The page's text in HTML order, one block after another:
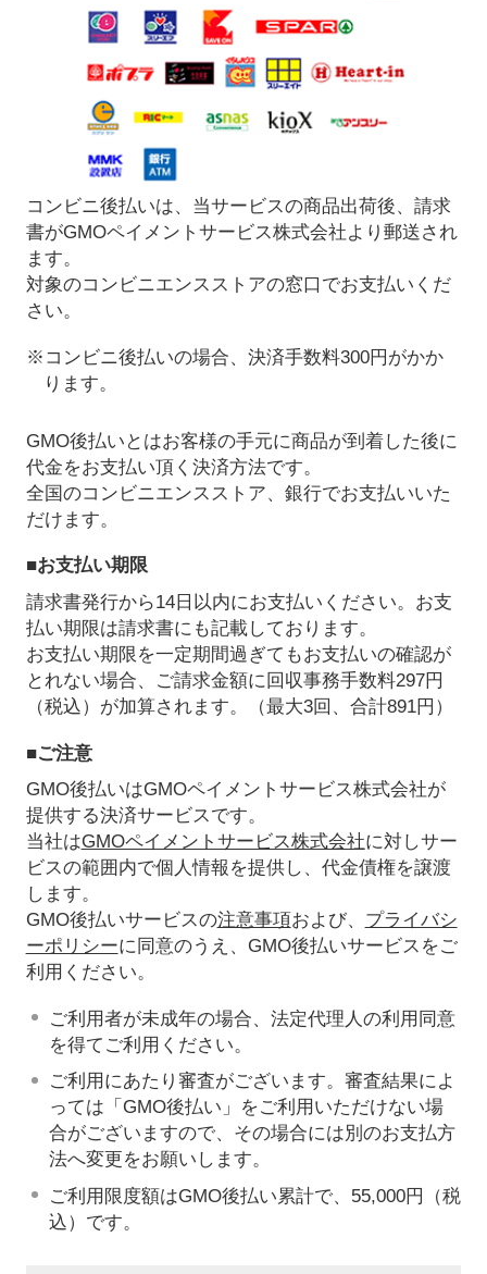
コンビニ後払いは、当サービスの商品出荷後、請求
書がGMOペイメントサービス株式会社より郵送され
ます。
対象のコンビニエンスストアの窓口でお支払いくだ
さい。
※コンビニ後払いの場合、決済手数料300円がかか
ります。
GMO後払いとはお客様の手元に商品が到着した後に
代金をお支払い頂く決済方法です。
全国のコンビニエンスストア、銀行でお支払いいた
だけます。
■お支払い期限
請求書発行から14日以内にお支払いください。お支
払い期限は請求書にも記載しております。
お支払い期限を一定期間過ぎてもお支払いの確認が
とれない場合、ご請求金額に回収事務手数料297円
（税込）が加算されます。（最大3回、合計891円）
■ご注意
GMO後払いはGMOペイメントサービス株式会社が
提供する決済サービスです。
当社はGMOペイメントサービス株式会社に対しサー
ビスの範囲内で個人情報を提供し、代金債権を譲渡
します。
GMO後払いサービスの注意事項および、 プライバシ
ーポリシーに同意のうえ、GMO後払いサービスをご
利用ください。
ご利用者が未成年の場合、法定代理人の利用同意
を得てご利用ください。
ご利用にあたり審査がございます。審査結果によ
っては「GMO後払い」をご利用いただけない場
合がございますので、その場合には別のお支払方
法へ変更をお願いします。
ご利用限度額はGMO後払い累計で、55,000円（税
込）です。